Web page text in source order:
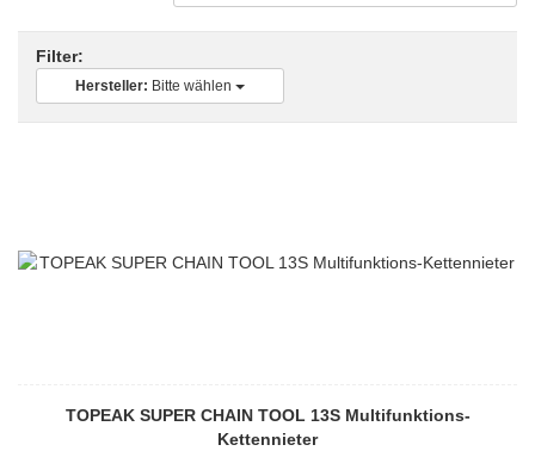
Filter:
Hersteller: Bitte wählen
TOPEAK SUPER CHAIN TOOL 13S Multifunktions-
Kettennieter